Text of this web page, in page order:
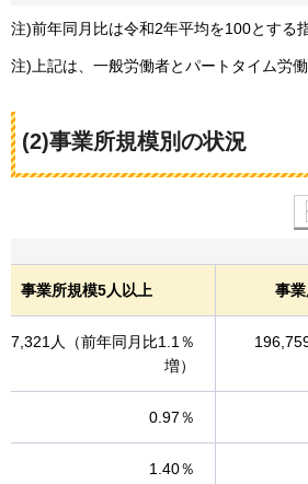
注)前年同月比は令和2年平均を100とする
注)上記は、一般労働者とパートタイム労
(2)事業所規模別の状況
事業所規模5人以上 事
人（前年同月比1.1％
増）
0.97％
1.40％